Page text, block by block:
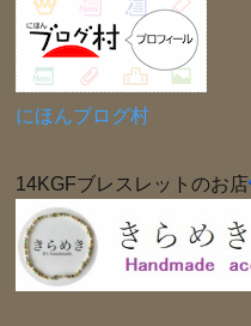
にほんブログ村
14KGFブレスレットのお店